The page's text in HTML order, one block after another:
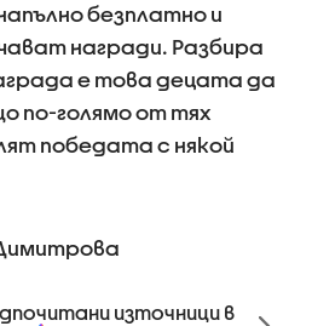
безплатно и
награди. Разбира
е това децата да
по-голямо от тях
победата с някой
източници в